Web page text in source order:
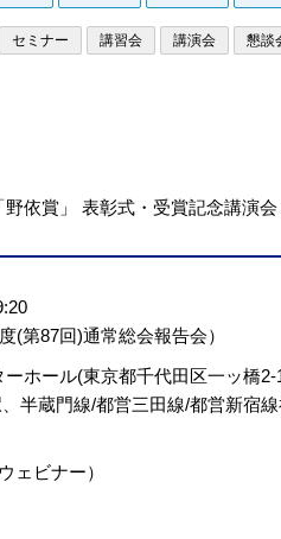
セミナー 講習会 講演会 懇談
依賞」 表彰式・受賞記念講演
(第87回)通常総会報告会）
ホール(東京都千代田区一ッ橋2-
半蔵門線/都営三田線/都営新宿
ェビナー）